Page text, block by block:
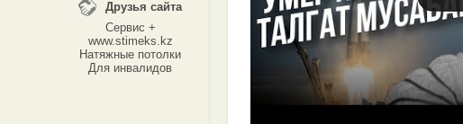
Друзья сайта
Сервис +
www.stimeks.kz
Натяжные потолки
Для инвалидов